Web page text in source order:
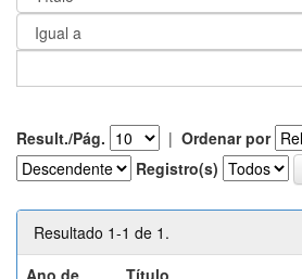
Result./Pág. | Ordenar por
Registro(s)
Resultado 1-1 de 1.
Ano de
Título